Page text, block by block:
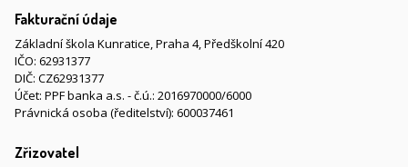
Fakturační údaje
Základní škola Kunratice, Praha 4, Předškolní 420
IČO: 62931377
DIČ: CZ62931377
Účet: PPF banka a.s. - č.ú.: 2016970000/6000
Právnická osoba (ředitelství): 600037461
Zřizovatel